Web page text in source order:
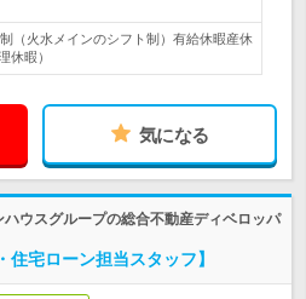
（火水メインのシフト制）有給休暇産休
休暇）
気になる
ウスグループの総合不動産ディベロッパ
住宅ローン担当スタッフ】